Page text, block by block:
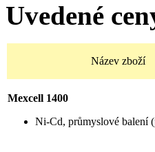
Uvedené
Název zboží
Mexcell 1400
Ni-Cd, průmyslové balení